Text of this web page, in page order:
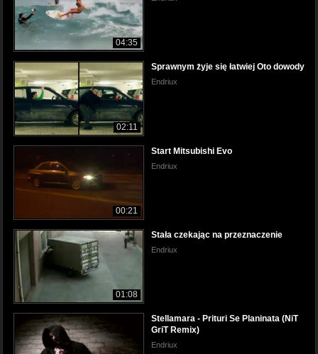
04:35
02:11
Sprawnym żyje się łatwiej Oto dowody
Endriux
00:21
Start Mitsubishi Evo
Endriux
01:08
Stała czekając na przeznaczenie
Endriux
Stellamara - Prituri Se Planinata (NiT
GriT Remix)
Endriux